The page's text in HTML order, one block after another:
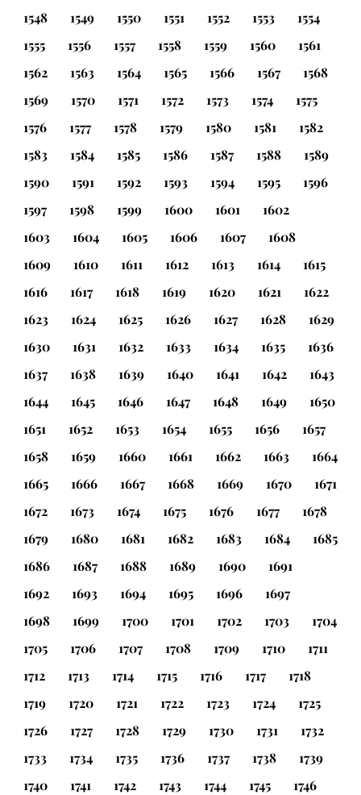
1548
1549 1550 1551 1552 1553
1554
1555
1556 1557 1558 1559 1560
1561
1562
1563 1564 1565 1566 1567
1568
1569
1570 1571 1572 1573 1574
1575
1576
1577 1578 1579 1580 1581
1582
1583
1584 1585 1586 1587 1588
1589
1590
1591 1592 1593 1594 1595
1596
1597
1598 1599 1600 1601
1602
1603
1604 1605 1606 1607
1608
1609
1610 1611 1612 1613 1614
1615
1616
1617 1618 1619 1620 1621
1622
1623
1624 1625 1626 1627 1628
1629
1630
1631 1632 1633 1634 1635
1636
1637
1638 1639 1640 1641 1642
1643
1644
1645 1646 1647 1648 1649
1650
1651
1652 1653 1654 1655 1656
1657
1658
1659 1660 1661 1662 1663
1664
1665
1666 1667 1668 1669 1670
1671
1672
1673 1674 1675 1676 1677
1678
1679
1680 1681 1682 1683 1684
1685
1686
1687 1688 1689 1690
1691
1692
1693 1694 1695 1696
1697
1698
1699 1700 1701 1702 1703
1704
1705
1706 1707 1708 1709 1710
1711
1712
1713 1714 1715 1716 1717
1718
1719
1720 1721 1722 1723 1724
1725
1726
1727 1728 1729 1730 1731
1732
1733
1734 1735 1736 1737 1738
1739
1740
1741 1742 1743 1744 1745 1746